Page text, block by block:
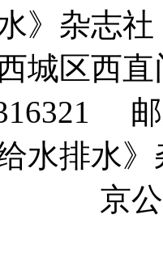
》杂志社
城区西
邮
水排水
京